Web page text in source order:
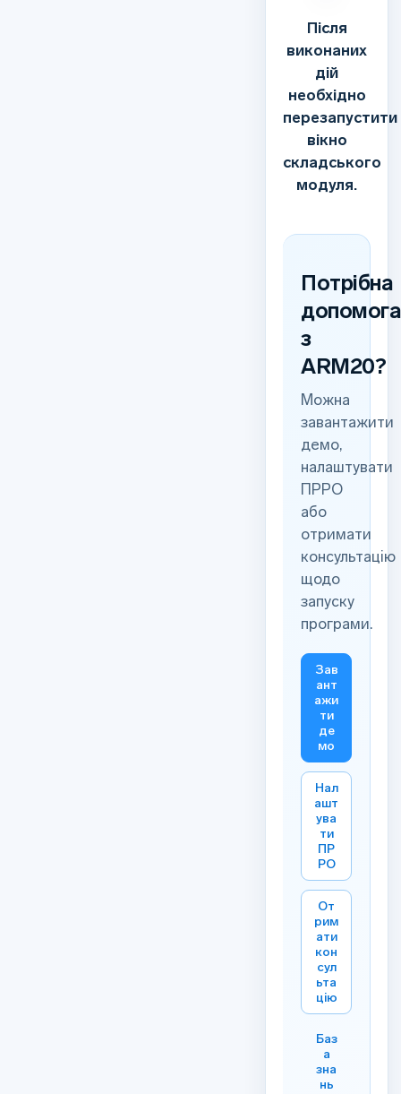
Після
виконаних
дій
необхідно
перезапустити
вікно
складського
модуля.
Потрібна
допомога
з
ARM20?
Можна
завантажити
демо,
налаштувати
ПРРО
або
отримати
консультацію
щодо
запуску
програми.
Зав
ант
ажи
ти
де
мо
Нал
ашт
ува
ти
ПР
РО
От
рим
ати
кон
сул
ьта
цію
Баз
а
зна
нь